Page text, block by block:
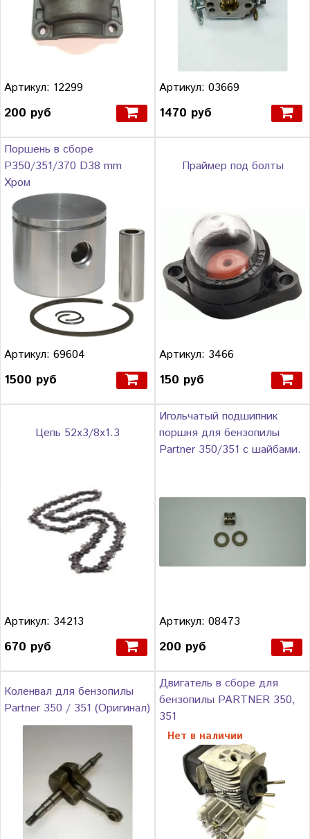
Артикул: 12299
200 руб
Артикул: 03669
1470 руб
Поршень в сборе
Р350/351/370 D38 mm
Хром
Артикул: 69604
1500 руб
Праймер под болты
Артикул: 3466
150 руб
Цепь 52х3/8х1.3
Артикул: 34213
670 руб
Игольчатый подшипник
поршня для бензопилы
Partner 350/351 с шайбами.
Артикул: 08473
200 руб
Коленвал для бензопилы
Partner 350 / 351 (Оригинал)
Двигатель в сборе для
бензопилы PARTNER 350,
351
Нет в наличии